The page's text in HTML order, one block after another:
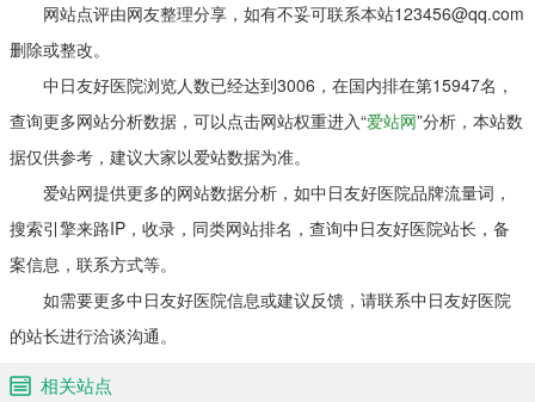
网站点评由网友整理分享，如有不妥可联系本站123456@qq.com
删除或整改。
中日友好医院浏览人数已经达到3006，在国内排在第15947名，
查询更多网站分析数据，可以点击网站权重进入“爱站网”分析，本站数
据仅供参考，建议大家以爱站数据为准。
爱站网提供更多的网站数据分析，如中日友好医院品牌流量词，
搜索引擎来路IP，收录，同类网站排名，查询中日友好医院站长，备
案信息，联系方式等。
如需要更多中日友好医院信息或建议反馈，请联系中日友好医院
的站长进行洽谈沟通。
相关站点